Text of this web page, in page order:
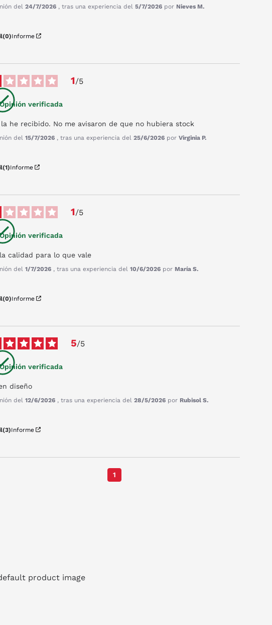
del24/7/2026 , tras una experiencia del5/7/2026 por Nieves M.
(0)Informe
1/5
Opinión verificada
la he recibido. No me avisaron de que no hubiera stock
del15/7/2026 , tras una experiencia del25/6/2026 porVirginia P.
(1)Informe
1/5
Opinión verificada
calidad para lo que vale
del1/7/2026 , tras una experiencia del10/6/2026 por María S.
(0)Informe
5/5
Opinión verificada
diseño
del12/6/2026 , tras una experiencia del28/5/2026 por Rubisol S.
(3)Informe
1